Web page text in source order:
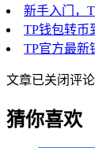
新手入门，
TP钱包转币
TP官方最新
文章已关闭评论
猜你喜欢